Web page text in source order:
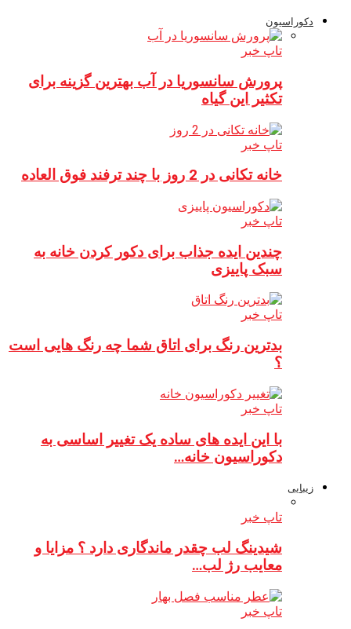
دکوراسیون
تاپ خبر
پرورش سانسوریا در آب بهترین گزینه برای
تکثیر این گیاه
تاپ خبر
خانه تکانی در 2 روز با چند ترفند فوق العاده
تاپ خبر
چندین ایده جذاب برای دکور کردن خانه به
سبک پاییزی
تاپ خبر
بدترین رنگ برای اتاق شما چه رنگ هایی است
؟
تاپ خبر
با این ایده های ساده یک تغییر اساسی به
دکوراسیون خانه…
زیبایی
تاپ خبر
شیدینگ لب چقدر ماندگاری دارد ؟ مزایا و
معایب رژ لب…
تاپ خبر